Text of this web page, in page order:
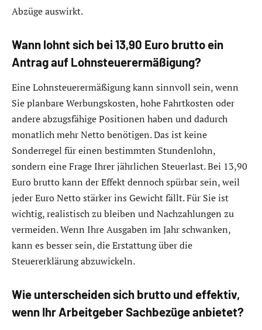
Abzüge auswirkt.
Wann lohnt sich bei 13,90 Euro brutto ein
Antrag auf Lohnsteuerermäßigung?
Eine Lohnsteuerermäßigung kann sinnvoll sein, wenn
Sie planbare Werbungskosten, hohe Fahrtkosten oder
andere abzugsfähige Positionen haben und dadurch
monatlich mehr Netto benötigen. Das ist keine
Sonderregel für einen bestimmten Stundenlohn,
sondern eine Frage Ihrer jährlichen Steuerlast. Bei 13,90
Euro brutto kann der Effekt dennoch spürbar sein, weil
jeder Euro Netto stärker ins Gewicht fällt. Für Sie ist
wichtig, realistisch zu bleiben und Nachzahlungen zu
vermeiden. Wenn Ihre Ausgaben im Jahr schwanken,
kann es besser sein, die Erstattung über die
Steuererklärung abzuwickeln.
Wie unterscheiden sich brutto und effektiv,
wenn Ihr Arbeitgeber Sachbezüge anbietet?